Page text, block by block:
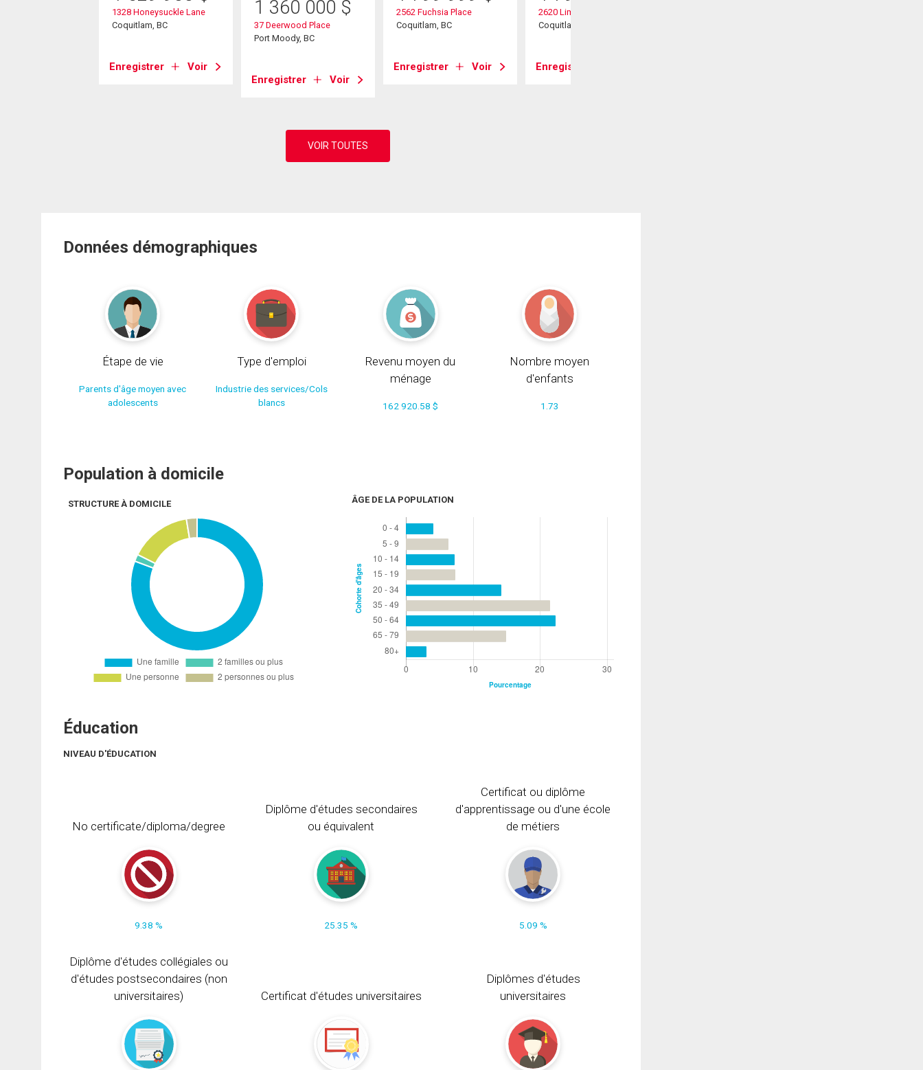
1328 Honeysuckle Lane
Coquitlam, BC
Enregistrer Voir
1 360 000 $
37 Deerwood Place
Port Moody, BC
Enregistrer Voir
2562 Fuchsia Place
Coquitlam, BC
Enregistrer Voir
2620 Limestone Place
Coquitlam, BC
Enregistrer
Données démographiques
Étape de vie
Parents d'âge moyen avec
adolescents
Type d'emploi
Industrie des services/Cols
blancs
Revenu moyen du
ménage
162 920.58 $
Nombre moyen
d'enfants
1.73
Population à domicile
STRUCTURE À DOMICILE ÂGE DE LA POPULATION
Éducation
NIVEAU D'ÉDUCATION
No certificate/diploma/degree
9.38 %
Diplôme d'études secondaires
ou équivalent
25.35 %
Certificat ou diplôme
d'apprentissage ou d'une école
de métiers
5.09 %
Diplôme d'études collégiales ou
d'études postsecondaires (non
universitaires)
Certificat d'études universitaires
Diplômes d'études
universitaires